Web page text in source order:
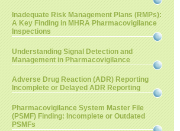
Inadequate Risk Management Plans (RMPs):
A Key Finding in MHRA Pharmacovigilance
Inspections
Understanding Signal Detection and
Management in Pharmacovigilance
Adverse Drug Reaction (ADR) Reporting
Incomplete or Delayed ADR Reporting
Pharmacovigilance System Master File
(PSMF) Finding: Incomplete or Outdated
PSMFs